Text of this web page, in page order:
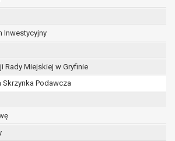
Inwestycyjny
Rady Miejskiej w Gryfinie
Skrzynka Podawcza
przetwarzaniem danych w celu
pkt. 3, dane osobowe mogą być
innym upoważnionym odbiorcom lub
danych osobowych.
być:
które przetwarzają dane
w imieniu administratora na
upoważnione do odbioru danych